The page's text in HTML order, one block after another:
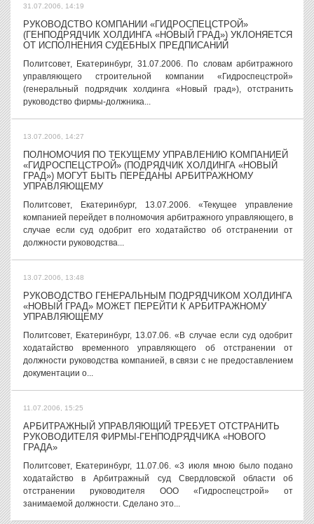
31.07.2006, 14:19
РУКОВОДСТВО КОМПАНИИ «ГИДРОСПЕЦСТРОЙ»
(ГЕНПОДРЯДЧИК ХОЛДИНГА «НОВЫЙ ГРАД») УКЛОНЯЕТСЯ
ОТ ИСПОЛНЕНИЯ СУДЕБНЫХ ПРЕДПИСАНИЙ
Политсовет, Екатеринбург, 31.07.2006. По словам арбитражного
управляющего строительной компании «Гидроспецстрой»
(генеральный подрядчик холдинга «Новый град»), отстранить
руководство фирмы-должника...
13.07.2006, 14:27
ПОЛНОМОЧИЯ ПО ТЕКУЩЕМУ УПРАВЛЕНИЮ КОМПАНИЕЙ
«ГИДРОСПЕЦСТРОЙ» (ПОДРЯДЧИК ХОЛДИНГА «НОВЫЙ
ГРАД») МОГУТ БЫТЬ ПЕРЕДАНЫ АРБИТРАЖНОМУ
УПРАВЛЯЮЩЕМУ
Политсовет, Екатеринбург, 13.07.2006. «Текущее управление
компанией перейдет в полномочия арбитражного управляющего, в
случае если суд одобрит его ходатайство об отстранении от
должности руководства...
13.07.2006, 13:48
РУКОВОДСТВО ГЕНЕРАЛЬНЫМ ПОДРЯДЧИКОМ ХОЛДИНГА
«НОВЫЙ ГРАД» МОЖЕТ ПЕРЕЙТИ К АРБИТРАЖНОМУ
УПРАВЛЯЮЩЕМУ
Политсовет, Екатеринбург, 13.07.06. «В случае если суд одобрит
ходатайство временного управляющего об отстранении от
должности руководства компанией, в связи с не предоставлением
документации о...
11.07.2006, 15:25
АРБИТРАЖНЫЙ УПРАВЛЯЮЩИЙ ТРЕБУЕТ ОТСТРАНИТЬ
РУКОВОДИТЕЛЯ ФИРМЫ-ГЕНПОДРЯДЧИКА «НОВОГО
ГРАДА»
Политсовет, Екатеринбург, 11.07.06. «3 июля мною было подано
ходатайство в Арбитражный суд Свердловской области об
отстранении руководителя ООО «Гидроспецстрой» от
занимаемой должности. Сделано это...